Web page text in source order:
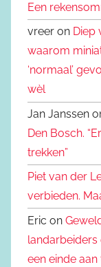
Een
vreer on Diep
waarom
‘normaal’
wèl
Jan Janssen
Den Bosch.
trekken”
Piet van der
verbieden.
Eric on
een einde